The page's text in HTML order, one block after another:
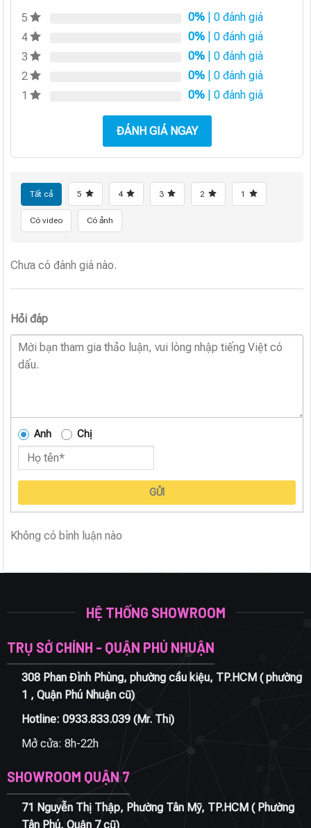
5 0% | 0 đánh giá
4
0% | 0 đánh giá
3
0% | 0 đánh giá
2
0% | 0 đánh giá
1
0% | 0 đánh giá
ĐÁNH GIÁ NGAY
Tất cả 5 4 3 2 1
Có video Có ảnh
Chưa có đánh giá nào.
Hỏi đáp
Anh Chị
GỬI
Không có bình luận nào
HỆ THỐNG SHOWROOM
TRỤ SỞ CHÍNH - QUẬN PHÚ NHUẬN
308 Phan Đình Phùng, phường cầu kiệu, TP.HCM ( phường
1 , Quận Phú Nhuận cũ)
Hotline: 0933.833.039(Mr. Thi)
Mở cửa: 8h-22h
SHOWROOM QUẬN 7
71 Nguyễn Thị Thập, Phường Tân Mỹ, TP.HCM ( Phường
Tân Phú, Quận 7 cũ)